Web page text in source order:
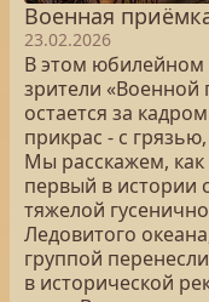
Военная
23.02.2026
В этом
зрители «Военной
остается за
прикрас - с
Мы расскажем,
первый в истории
тяжелой
Ледовитого
группой
в исторической